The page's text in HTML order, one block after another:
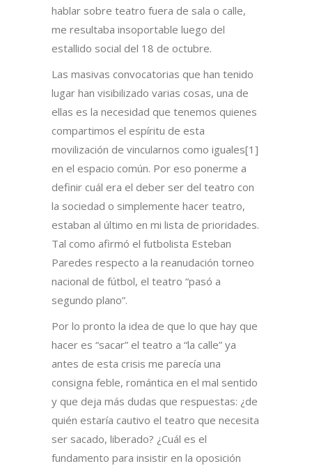
hablar sobre teatro fuera de sala o calle,
me resultaba insoportable luego del
estallido social del 18 de octubre.
Las masivas convocatorias que han tenido
lugar han visibilizado varias cosas, una de
ellas es la necesidad que tenemos quienes
compartimos el espíritu de esta
movilización de vincularnos como iguales[1]
en el espacio común. Por eso ponerme a
definir cuál era el deber ser del teatro con
la sociedad o simplemente hacer teatro,
estaban al último en mi lista de prioridades.
Tal como afirmó el futbolista Esteban
Paredes respecto a la reanudación torneo
nacional de fútbol, el teatro “pasó a
segundo plano”.
Por lo pronto la idea de que lo que hay que
hacer es “sacar” el teatro a “la calle” ya
antes de esta crisis me parecía una
consigna feble, romántica en el mal sentido
y que deja más dudas que respuestas: ¿de
quién estaría cautivo el teatro que necesita
ser sacado, liberado? ¿Cuál es el
fundamento para insistir en la oposición